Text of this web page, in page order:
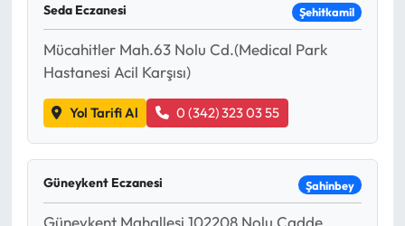
Seda Eczanesi Şehitkamil
Mücahitler Mah.63 Nolu Cd.(Medical Park
Hastanesi Acil Karşısı)
Yol Tarifi Al 0 (342) 323 03 55
Güneykent Eczanesi Şahinbey
Güneykent Mahallesi 102208 Nolu Cadde